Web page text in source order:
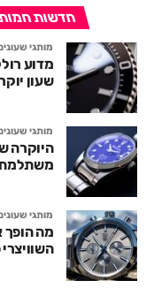
חדשות
מותגי
מדוע
שעון
מותגי
היוקרה
מותגי
מה הופך